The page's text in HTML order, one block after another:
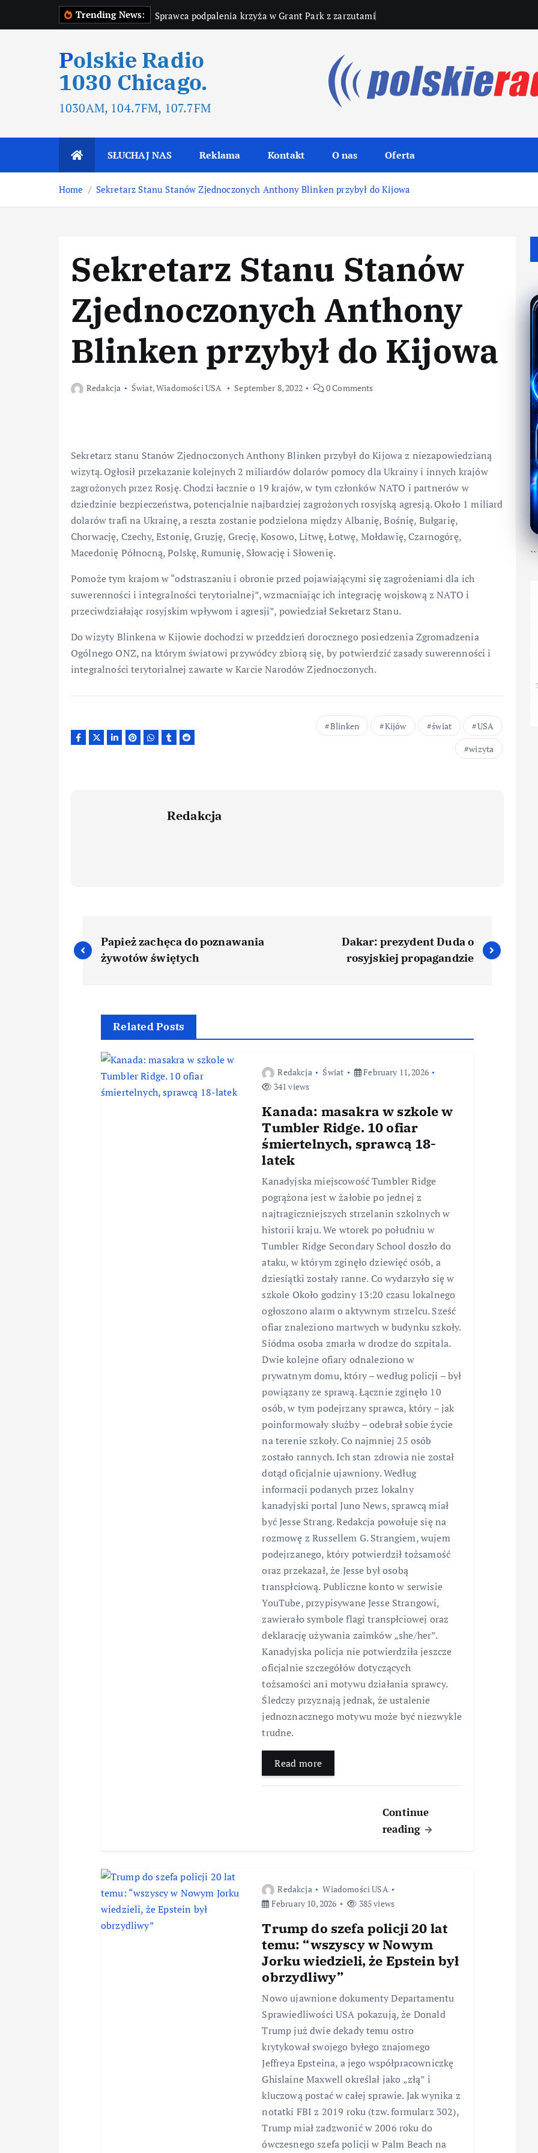
Trending News: Sprawca podpalenia krzyża w Grant Park z zarzutami
Polskie Radio
1030 Chicago.
1030AM, 104.7FM, 107.7FM
SŁUCHAJ NAS Reklama Kontakt O nas Oferta
Home Sekretarz Stanu Stanów Zjednoczonych Anthony Blinken przybył do Kijowa
Sekretarz Stanu Stanów
Zjednoczonych Anthony
Blinken przybył do Kijowa
Redakcja Świat,Wiadomości USA September 8, 2022 0 Comments
Sekretarz stanu Stanów Zjednoczonych Anthony Blinken przybył do Kijowa z niezapowiedzianą
wizytą. Ogłosił przekazanie kolejnych 2 miliardów dolarów pomocy dla Ukrainy i innych krajów
zagrożonych przez Rosję. Chodzi łacznie o 19 krajów, w tym członków NATO i partnerów w
dziedzinie bezpieczeństwa, potencjalnie najbardziej zagrożonych rosyjską agresją. Około 1 miliard
dolarów trafi na Ukrainę, a reszta zostanie podzielona między Albanię, Bośnię, Bułgarię,
Chorwację, Czechy, Estonię, Gruzję, Grecję, Kosowo, Litwę, Łotwę, Mołdawię, Czarnogórę,
Macedonię Północną, Polskę, Rumunię, Słowację i Słowenię.
Pomoże tym krajom w “odstraszaniu i obronie przed pojawiającymi się zagrożeniami dla ich
suwerenności i integralności terytorialnej”, wzmacniając ich integrację wojskową z NATO i
przeciwdziałając rosyjskim wpływom i agresji”, powiedział Sekretarz Stanu.
Do wizyty Blinkena w Kijowie dochodzi w przeddzień dorocznego posiedzenia Zgromadzenia
Ogólnego ONZ, na którym światowi przywódcy zbiorą się, by potwierdzić zasady suwerenności i
integralności terytorialnej zawarte w Karcie Narodów Zjednoczonych.
Blinken Kijów świat
USA
wizyta
Redakcja
Papież zachęca do poznawania
żywotów świętych
Dakar: prezydent Duda o
rosyjskiej propagandzie
Related Posts
Redakcja Świat
February 11, 2026
341 views
Kanada: masakra w szkole w
Tumbler Ridge. 10 ofiar
śmiertelnych, sprawcą 18-
latek
Kanadyjska miejscowość Tumbler Ridge
pogrążona jest w żałobie po jednej z
najtragiczniejszych strzelanin szkolnych w
historii kraju. We wtorek po południu w
Tumbler Ridge Secondary School doszło do
ataku, w którym zginęło dziewięć osób, a
dziesiątki zostały ranne. Co wydarzyło się w
szkole Około godziny 13:20 czasu lokalnego
ogłoszono alarm o aktywnym strzelcu. Sześć
ofiar znaleziono martwych w budynku szkoły.
Siódma osoba zmarła w drodze do szpitala.
Dwie kolejne ofiary odnaleziono w
prywatnym domu, który – według policji – był
powiązany ze sprawą. Łącznie zginęło 10
osób, w tym podejrzany sprawca, który – jak
poinformowały służby – odebrał sobie życie
na terenie szkoły. Co najmniej 25 osób
zostało rannych. Ich stan zdrowia nie został
dotąd oficjalnie ujawniony. Według
informacji podanych przez lokalny
kanadyjski portal Juno News, sprawcą miał
być Jesse Strang. Redakcja powołuje się na
rozmowę z Russellem G. Strangiem, wujem
podejrzanego, który potwierdził tożsamość
oraz przekazał, że Jesse był osobą
transpłciową. Publiczne konto w serwisie
YouTube, przypisywane Jesse Strangowi,
zawierało symbole flagi transpłciowej oraz
deklarację używania zaimków „she/her”.
Kanadyjska policja nie potwierdziła jeszcze
oficjalnie szczegółów dotyczących
tożsamości ani motywu działania sprawcy.
Śledczy przyznają jednak, że ustalenie
jednoznacznego motywu może być niezwykle
trudne.
Read more
Continue
reading
Redakcja
Wiadomości USA
February 10, 2026
385 views
Trump do szefa policji 20 lat
temu: “wszyscy w Nowym
Jorku wiedzieli, że Epstein był
obrzydliwy”
Nowo ujawnione dokumenty Departamentu
Sprawiedliwości USA pokazują, że Donald
Trump już dwie dekady temu ostro
krytykował swojego byłego znajomego
Jeffreya Epsteina, a jego współpracowniczkę
Ghislaine Maxwell określał jako „złą” i
kluczową postać w całej sprawie. Jak wynika z
notatki FBI z 2019 roku (tzw. formularz 302),
Trump miał zadzwonić w 2006 roku do
ówczesnego szefa policji w Palm Beach na